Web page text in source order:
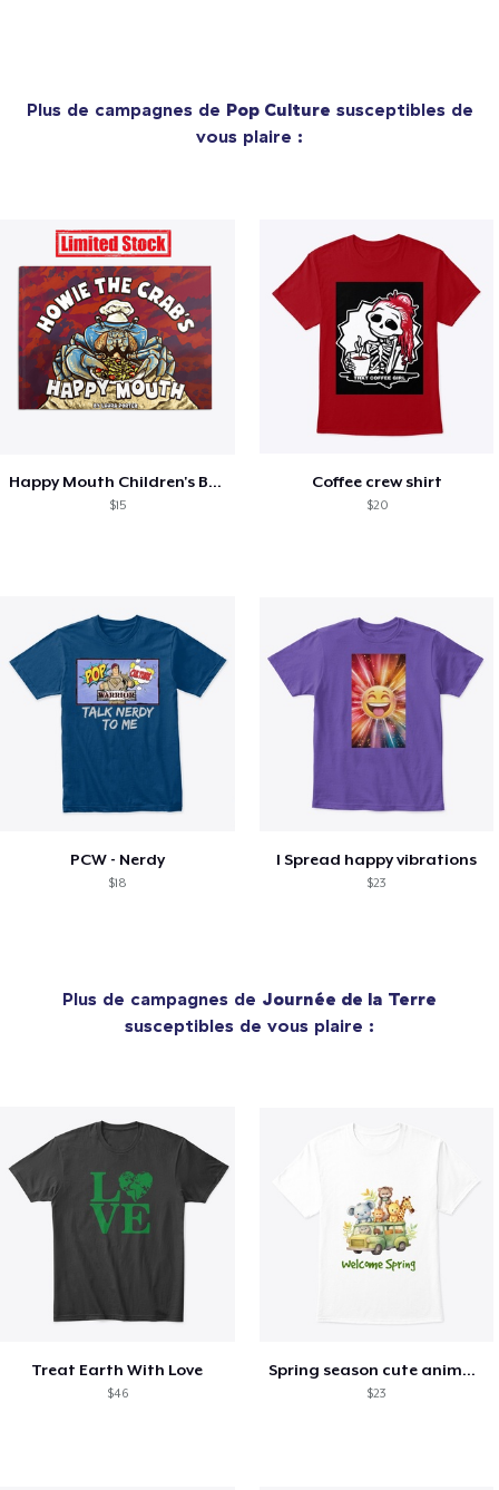
Plus de campagnes de Pop Culture susceptibles de
vous plaire :
Happy Mouth Children's Book
$15
Coffee crew shirt
$20
PCW - Nerdy
$18
I Spread happy vibrations
$23
Plus de campagnes de Journée de la Terre
susceptibles de vous plaire :
Treat Earth With Love
$46
Spring season cute animal kids tshirt
$23